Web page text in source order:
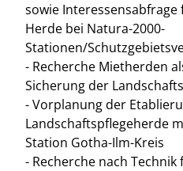
sowie
Herde bei Natura-2000-
Stationen/
- Recherche Mietherden
Sicherung der
- Vorplanung der
Landschaftspflegeherde
Station Gotha-Ilm-Kreis
- Recherche nach